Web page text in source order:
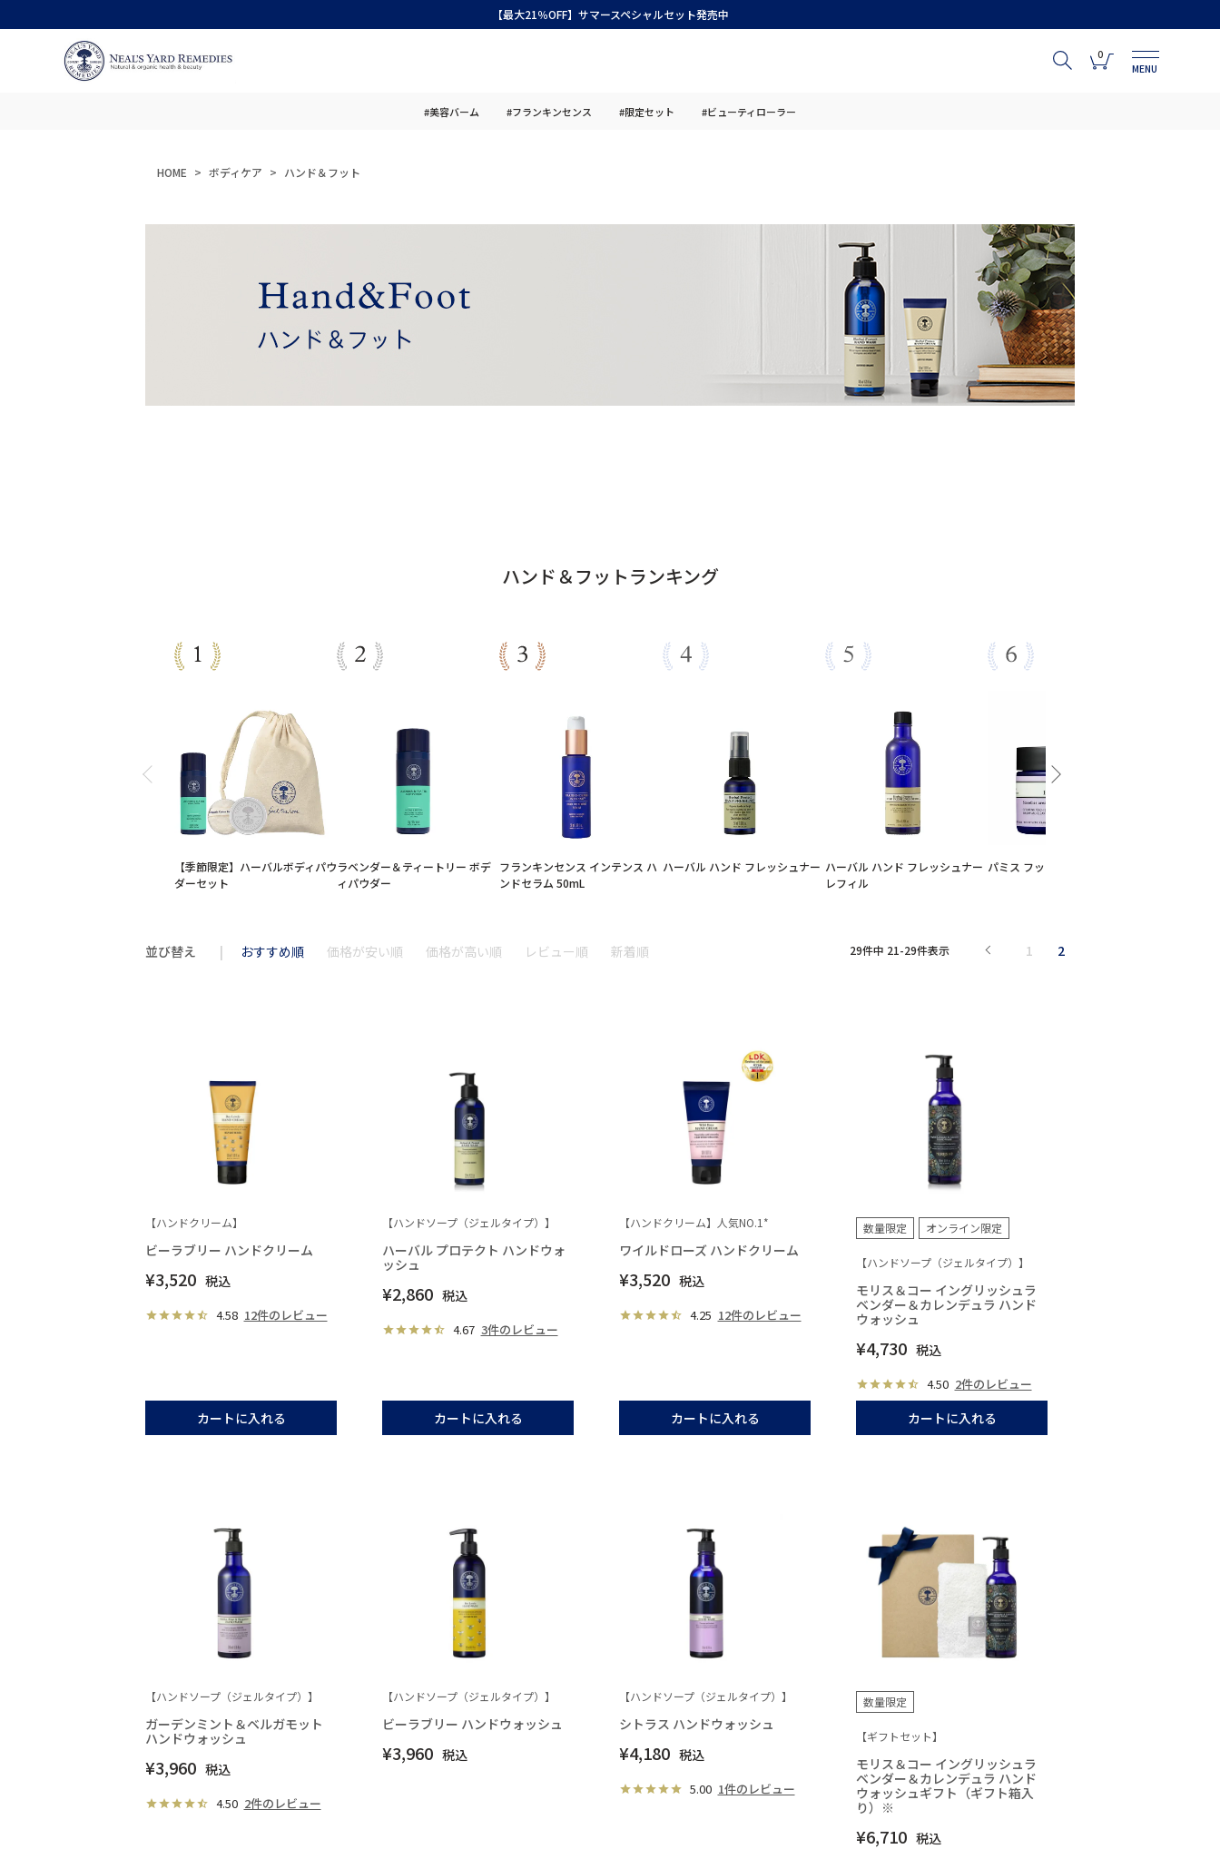
【最大21％OFF】サマースペシャルセット発売中
0
MENU
#美容バーム #フランキンセンス #限定セット #ビューティローラー
HOME ボディケア ハンド＆フット
ハンド＆フットランキング
【季節限定】ハーバルボディパウ
ダーセット
ラベンダー＆ティートリー ボデ
ィパウダー
フランキンセンス インテンス ハ
ンドセラム 50mL
ハーバル ハンド フレッシュナー ハーバル ハンド フレッシュナー
レフィル
パミス フットスクラブ
並び替え おすすめ順 価格が安い順 価格が高い順 レビュー順 新着順 29件中 21-29件表示 1 2
【ハンドクリーム】
ビーラブリー ハンドクリーム
¥3,520 税込
4.58 12件のレビュー
カートに入れる
【ハンドソープ（ジェルタイプ）】
ハーバル プロテクト ハンドウォ
ッシュ
¥2,860 税込
4.67 3件のレビュー
カートに入れる
【ハンドクリーム】人気NO.1*
ワイルドローズ ハンドクリーム
¥3,520 税込
4.25 12件のレビュー
カートに入れる
数量限定 オンライン限定
【ハンドソープ（ジェルタイプ）】
モリス＆コー イングリッシュラ
ベンダー＆カレンデュラ ハンド
ウォッシュ
¥4,730 税込
4.50 2件のレビュー
カートに入れる
【ハンドソープ（ジェルタイプ）】
ガーデンミント＆ベルガモット
ハンドウォッシュ
¥3,960 税込
4.50 2件のレビュー
【ハンドソープ（ジェルタイプ）】
ビーラブリー ハンドウォッシュ
¥3,960 税込
【ハンドソープ（ジェルタイプ）】
シトラス ハンドウォッシュ
¥4,180 税込
5.00 1件のレビュー
数量限定
【ギフトセット】
モリス＆コー イングリッシュラ
ベンダー＆カレンデュラ ハンド
ウォッシュギフト（ギフト箱入
り）※
¥6,710 税込